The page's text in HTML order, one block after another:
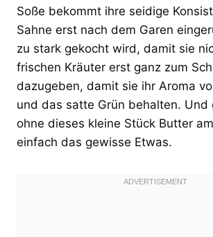
Soße bekommt ihre seidige
Sahne erst nach dem Garen
zu stark gekocht wird, damit sie
frischen Kräuter erst ganz zum
dazugeben, damit sie ihr Aroma
und das satte Grün behalten. Und
ohne dieses kleine Stück Butter
einfach das gewisse Etwas.